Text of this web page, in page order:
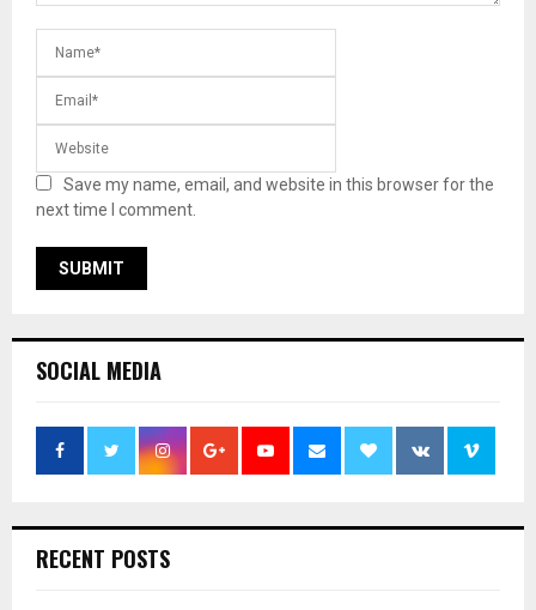
Save my name, email, and website in this browser for the
next time I comment.
SOCIAL MEDIA
RECENT POSTS